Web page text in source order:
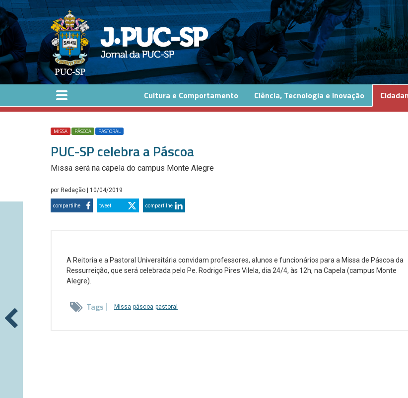
Pular para o conteúdo principal
Cultura e Comportamento Ciência, Tecnologia e Inovação
MISSA PÁSCOA PASTORAL
PUC-SP celebra a Páscoa
Missa será na capela do campus Monte Alegre
por Redação | 10/04/2019
compartilhe tweet compartilhe
A Reitoria e a Pastoral Universitária convidam professores, alunos e funcionários para a Missa de Páscoa da
Ressurreição, que será celebrada pelo Pe. Rodrigo Pires Vilela, dia 24/4, às 12h, na Capela (campus Monte
Alegre).
Tags Missa páscoa pastoral